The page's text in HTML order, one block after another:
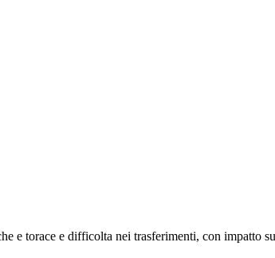
e torace e difficolta nei trasferimenti, con impatto